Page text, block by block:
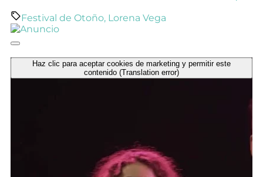
Festival de Otoño, Lorena Vega
Haz clic para aceptar cookies de marketing y permitir este
contenido (Translation error)